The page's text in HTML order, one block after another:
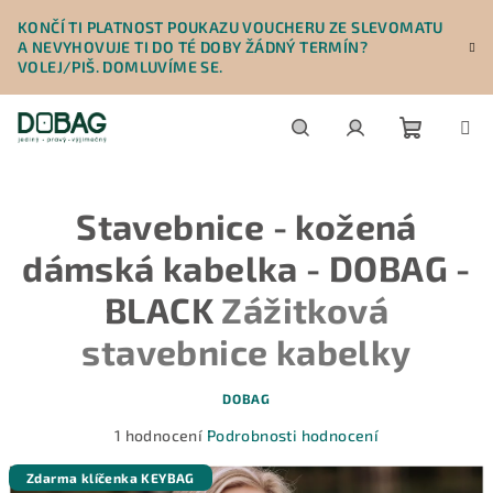
obsah
KONČÍ TI PLATNOST POUKAZU VOUCHERU ZE SLEVOMATU
A NEVYHOVUJE TI DO TÉ DOBY ŽÁDNÝ TERMÍN?
VOLEJ/PIŠ. DOMLUVÍME SE.
košík
Stavebnice - kožená
dámská kabelka - DOBAG -
BLACK Zážitková
stavebnice kabelky
DOBAG
Průměrné
produktu
1 hodnocení Podrobnosti hodnocení
Zdarma klíčenka KEYBAG